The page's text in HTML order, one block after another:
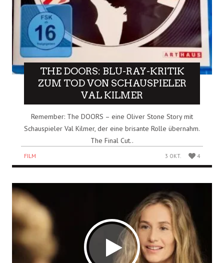
THE DOORS: BLU-RAY-KRITIK
ZUM TOD VON SCHAUSPIELER
VAL KILMER
Remember: The DOORS – eine Oliver Stone Story mit
Schauspieler Val Kilmer, der eine brisante Rolle übernahm.
The Final Cut..
FILM 3 OKT. 4